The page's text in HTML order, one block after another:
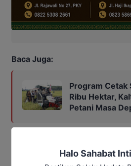
Baca Juga:
Program Cetak
Ribu Hektar,
Petani Masa
Rangga Lesmana
Halo Sahabat